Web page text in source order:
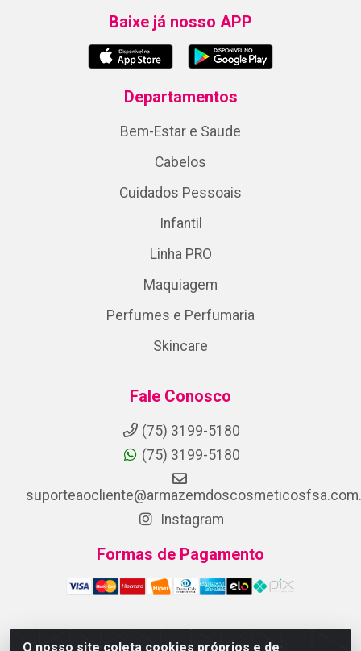
O nosso site coleta cookies próprios e de
Baixe já nosso APP
Departamentos
Bem-Estar e Saude
Cabelos
Cuidados Pessoais
Infantil
Linha PRO
Maquiagem
Perfumes e Perfumaria
Skincare
Fale Conosco
(75) 3199-5180
(75) 3199-5180
Instagram
Formas de Pagamento